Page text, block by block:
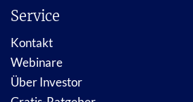
Service
Kontakt
Webinare
Über Investor